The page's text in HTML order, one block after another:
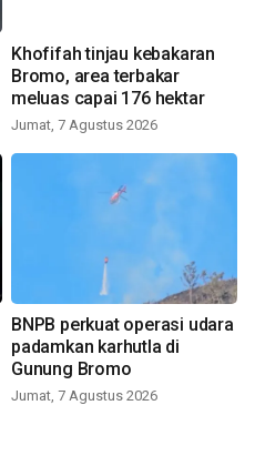
Khofifah tinjau kebakaran
Bromo, area terbakar
meluas capai 176 hektar
Jumat, 7 Agustus 2026
BNPB perkuat operasi udara
padamkan karhutla di
Gunung Bromo
Jumat, 7 Agustus 2026